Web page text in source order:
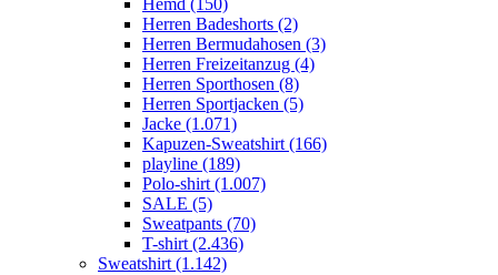
Hemd (150)
Herren Badeshorts (2)
Herren Bermudahosen (3)
Herren Freizeitanzug (4)
Herren Sporthosen (8)
Herren Sportjacken (5)
Jacke (1.071)
Kapuzen-Sweatshirt(166)
playline (189)
Polo-shirt(1.007)
SALE (5)
Sweatpants (70)
T-shirt(2.436)
Sweatshirt(1.142)